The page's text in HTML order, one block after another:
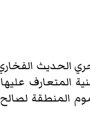
الحديث
إلى 5400 ق.م، في الفترة
المنطقة لصالح